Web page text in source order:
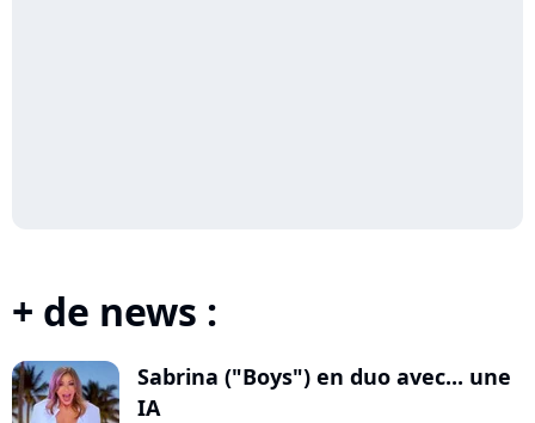
+ de news :
Sabrina ("Boys") en duo avec... une
IA